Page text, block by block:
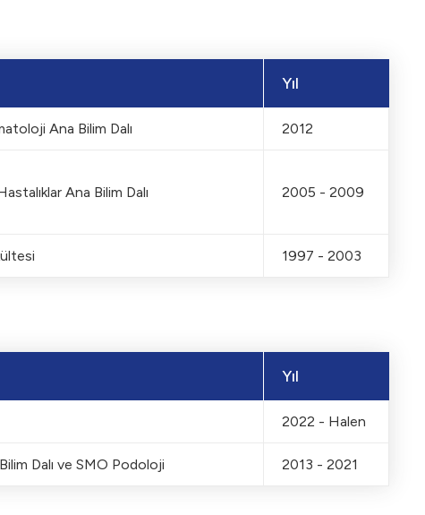
Yıl
Ana Bilim Dalı 2012
Ana Bilim Dalı 2005 - 2009
1997 - 2003
Yıl
2022 - Halen
Dalı ve SMO Podoloji 2013 - 2021